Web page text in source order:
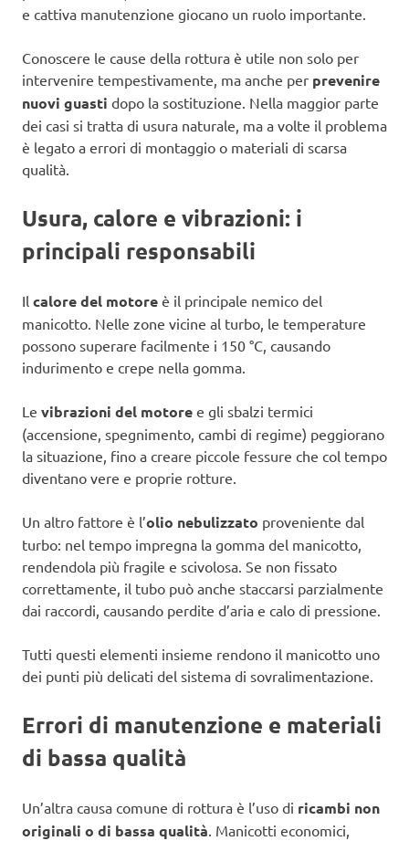
e cattiva manutenzione giocano un ruolo importante.
Conoscere le cause della rottura è utile non solo per
intervenire tempestivamente, ma anche per prevenire
nuovi guasti dopo la sostituzione. Nella maggior parte
dei casi si tratta di usura naturale, ma a volte il problema
è legato a errori di montaggio o materiali di scarsa
qualità.
Usura, calore e vibrazioni: i
principali responsabili
Il calore del motore è il principale nemico del
manicotto. Nelle zone vicine al turbo, le temperature
possono superare facilmente i 150 °C, causando
indurimento e crepe nella gomma.
Le vibrazioni del motore e gli sbalzi termici
(accensione, spegnimento, cambi di regime) peggiorano
la situazione, fino a creare piccole fessure che col tempo
diventano vere e proprie rotture.
Un altro fattore è l’olio nebulizzato proveniente dal
turbo: nel tempo impregna la gomma del manicotto,
rendendola più fragile e scivolosa. Se non fissato
correttamente, il tubo può anche staccarsi parzialmente
dai raccordi, causando perdite d’aria e calo di pressione.
Tutti questi elementi insieme rendono il manicotto uno
dei punti più delicati del sistema di sovralimentazione.
Errori di manutenzione e materiali
di bassa qualità
Un’altra causa comune di rottura è l’uso di ricambi non
originali o di bassa qualità . Manicotti economici,